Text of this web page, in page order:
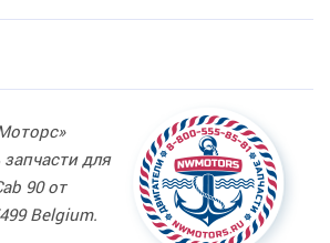
запчасти для
90 от
Belgium.